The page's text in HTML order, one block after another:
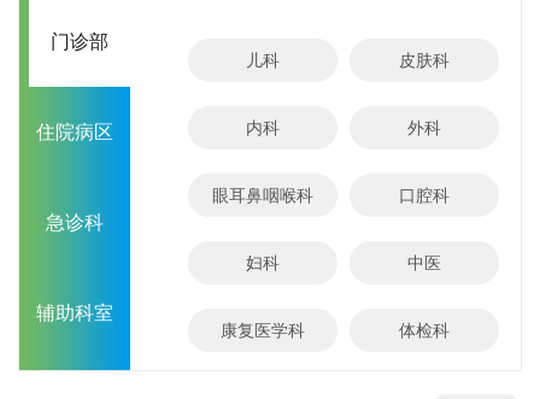
门诊部
住院病区
急诊科
辅助科室
儿科 皮肤科
内科 外科
眼耳鼻咽喉科 口腔科
妇科 中医
康复医学科 体检科